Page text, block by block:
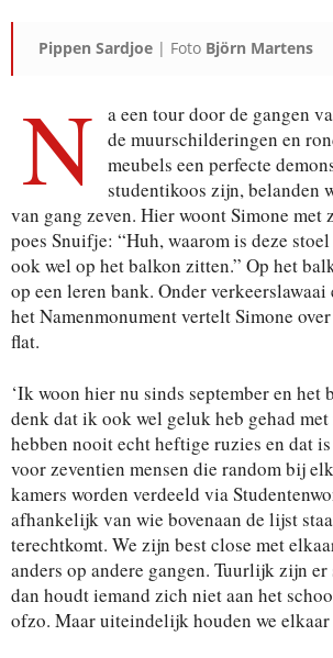
Pippen Sardjoe | Foto Björn Martens
N
a een tour door de gangen
de muurschilderingen en
meubels een perfecte
studentikoos zijn, belanden
van gang zeven. Hier woont Simone met
poes Snuifje: “Huh, waarom is deze
ook wel op het balkon zitten.” Op het
op een leren bank. Onder
het Namenmonument vertelt Simone
flat.
‘Ik woon hier nu sinds september en het
denk dat ik ook wel geluk heb gehad met
hebben nooit echt heftige ruzies en dat
voor zeventien mensen die random bij
kamers worden verdeeld via
afhankelijk van wie bovenaan de lijst
terechtkomt. We zijn best close met
anders op andere gangen. Tuurlijk zijn er
dan houdt iemand zich niet aan het
ofzo. Maar uiteindelijk houden we